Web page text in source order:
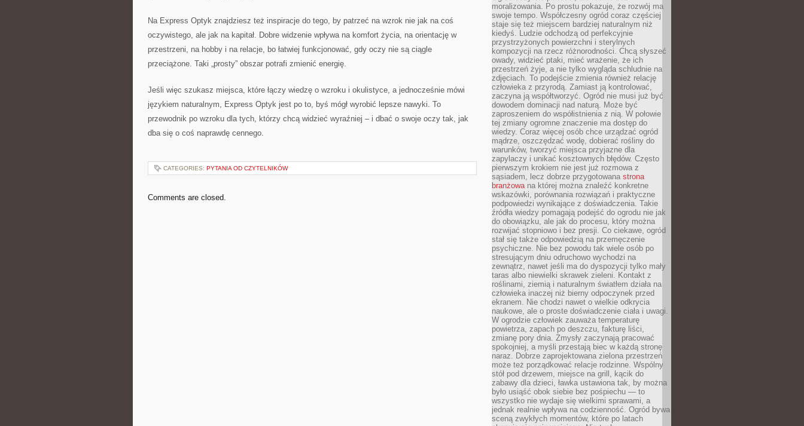
Na Express Optyk znajdziesz też inspiracje do tego, by patrzeć na wzrok nie jak na coś
oczywistego, ale jak na kapitał. Dobre widzenie wpływa na komfort życia, na orientację w
przestrzeni, na hobby i na relacje, bo łatwiej funkcjonować, gdy oczy nie są ciągle
przeciążone. Taki „prosty” obszar potrafi zmienić energię.
Jeśli więc szukasz miejsca, które łączy wiedzę o wzroku i okulistyce, a jednocześnie mówi
językiem naturalnym, Express Optyk jest po to, byś mógł wyrobić lepsze nawyki. To
przewodnik po wzroku dla tych, którzy chcą widzieć wyraźniej – i dbać o swoje oczy tak, jak
dba się o coś naprawdę cennego.
CATEGORIES: PYTANIA OD CZYTELNIKÓW
Comments are closed.
moralizowania. Po prostu pokazuje, że rozwój ma
swoje tempo. Współczesny ogród coraz częściej
staje się też miejscem bardziej naturalnym niż
kiedyś. Ludzie odchodzą od perfekcyjnie
przystrzyżonych powierzchni i sterylnych
kompozycji na rzecz różnorodności. Chcą słyszeć
owady, widzieć ptaki, mieć wrażenie, że ich
przestrzeń żyje, a nie tylko wygląda schludnie na
zdjęciach. To podejście zmienia również relację
człowieka z przyrodą. Zamiast ją kontrolować,
zaczyna ją współtworzyć. Ogród nie musi już być
dowodem dominacji nad naturą. Może być
zaproszeniem do współistnienia z nią. W połowie
tej zmiany ogromne znaczenie ma dostęp do
wiedzy. Coraz więcej osób chce urządzać ogród
mądrze, oszczędzać wodę, dobierać rośliny do
warunków, tworzyć miejsca przyjazne dla
zapylaczy i unikać kosztownych błędów. Często
pierwszym krokiem nie jest już rozmowa z
sąsiadem, lecz dobrze przygotowana strona
branżowana której można znaleźć konkretne
wskazówki, porównania rozwiązań i praktyczne
podpowiedzi wynikające z doświadczenia. Takie
źródła wiedzy pomagają podejść do ogrodu nie jak
do obowiązku, ale jak do procesu, który można
rozwijać stopniowo i bez presji. Co ciekawe, ogród
stał się także odpowiedzią na przemęczenie
psychiczne. Nie bez powodu tak wiele osób po
stresującym dniu odruchowo wychodzi na
zewnątrz, nawet jeśli ma do dyspozycji tylko mały
taras albo niewielki skrawek zieleni. Kontakt z
roślinami, ziemią i naturalnym światłem działa na
człowieka inaczej niż bierny odpoczynek przed
ekranem. Nie chodzi nawet o wielkie odkrycia
naukowe, ale o proste doświadczenie ciała i uwagi.
W ogrodzie człowiek zauważa temperaturę
powietrza, zapach po deszczu, fakturę liści,
zmianę pory dnia. Zmysły zaczynają pracować
spokojniej, a myśli przestają biec w każdą stronę
naraz. Dobrze zaprojektowana zielona przestrzeń
może też porządkować relacje rodzinne. Wspólny
stół pod drzewem, miejsce na grill, kącik do
zabawy dla dzieci, ławka ustawiona tak, by można
było usiąść obok siebie bez pośpiechu — to
wszystko nie wydaje się wielkimi sprawami, a
jednak realnie wpływa na codzienność. Ogród bywa
sceną zwykłych momentów, które po latach